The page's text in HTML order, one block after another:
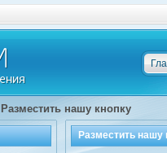
Разместить нашу кнопку
Разместить нашу